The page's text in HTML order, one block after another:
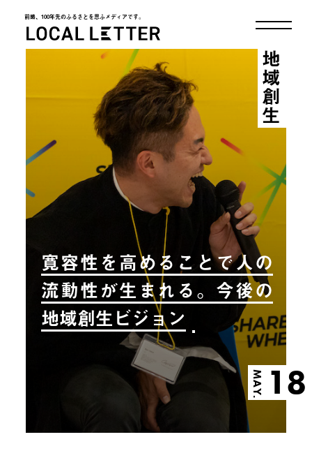
前略、100年先のふるさとを思ふメディアです。
LOCAL LETTER
寛容性を高めることで人の
流動性が生まれる。今後の
地域創生ビジョン
MAY. 18
地域創生